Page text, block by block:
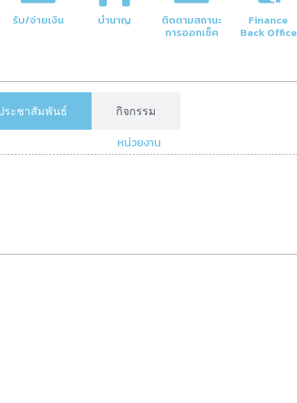
รับ/จ่ายเงิน บำนาญ ติดตามสถานะ
การออกเช็ค
Finance
Back Office
ระชาสัมพันธ์ กิจกรรม
หน่วยงาน